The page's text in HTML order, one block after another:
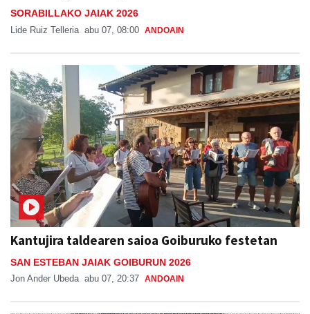
SORABILLAKO JAIAK 2026
Lide Ruiz Telleria abu 07, 08:00 ANDOAIN
Kantujira taldearen saioa Goiburuko festetan
SAN ESTEBAN JAIAK GOIBURUN 2026
Jon Ander Ubeda abu 07, 20:37 ANDOAIN